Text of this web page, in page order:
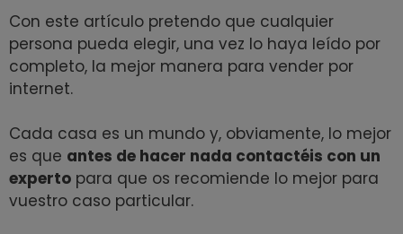
Con este artículo pretendo que cualquier
persona pueda elegir, una vez lo haya leído por
completo, la mejor manera para vender por
internet.
Cada casa es un mundo y, obviamente, lo mejor
es que antes de hacer nada contactéis con un
experto para que os recomiende lo mejor para
vuestro caso particular.